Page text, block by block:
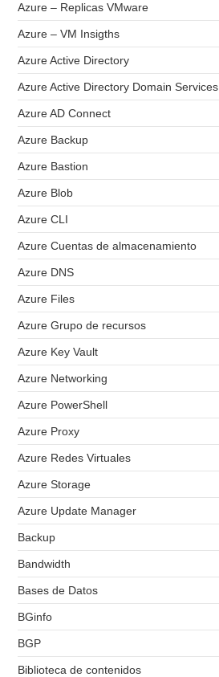
Azure – Replicas VMware
Azure – VM Insigths
Azure Active Directory
Azure Active Directory Domain Services
Azure AD Connect
Azure Backup
Azure Bastion
Azure Blob
Azure CLI
Azure Cuentas de almacenamiento
Azure DNS
Azure Files
Azure Grupo de recursos
Azure Key Vault
Azure Networking
Azure PowerShell
Azure Proxy
Azure Redes Virtuales
Azure Storage
Azure Update Manager
Backup
Bandwidth
Bases de Datos
BGinfo
BGP
Biblioteca de contenidos